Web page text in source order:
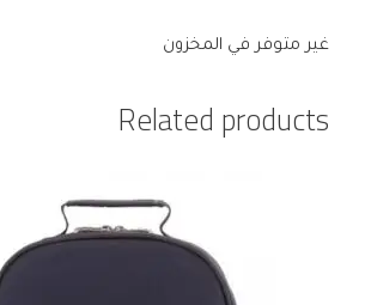
غير متوفر في المخزون
Related products